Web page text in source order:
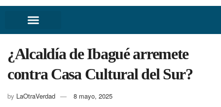
¿Alcaldía de Ibagué arremete
contra Casa Cultural del Sur?
by LaOtraVerdad 8 mayo, 2025